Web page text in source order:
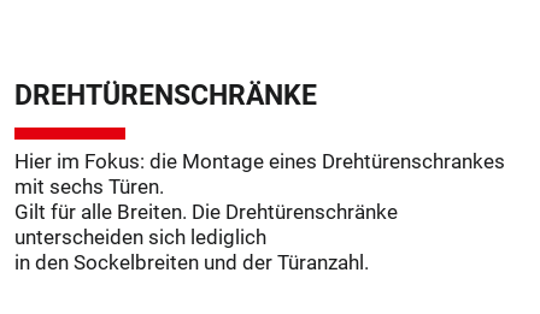
DREHTÜREN­SCHRÄNKE
Hier im Fokus: die Montage eines Drehtürenschrankes
mit sechs Türen.
Gilt für alle Breiten. Die Drehtürenschränke
unterscheiden sich lediglich
in den Sockelbreiten und der Türanzahl.